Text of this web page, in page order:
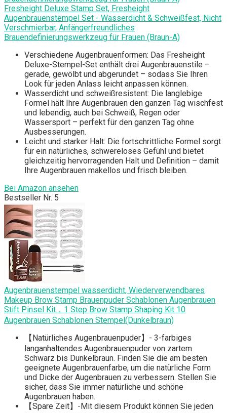
Fresheight Deluxe Stamp Set, Fresheight
Augenbrauenstempel Set - Wasserdicht & Schweißfest, Nicht
Verschmierbar, Anfängerfreundliches
Brauendefinierungswerkzeug für Frauen (Braun-A)
Verschiedene Augenbrauenformen: Das Fresheight
Deluxe-Stempel-Set enthält drei Augenbrauenstile –
gerade, gewölbt und abgerundet – sodass Sie Ihren
Look für jeden Anlass leicht anpassen können.
Wasserdicht und schweißresistent: Die langlebige
Formel hält Ihre Augenbrauen den ganzen Tag wischfest
und lebendig, auch bei Schweiß, Regen oder
Wassersport – perfekt für den ganzen Tag ohne
Ausbesserungen.
Leicht und starker Halt: Die fortschrittliche Formel sorgt
für ein natürliches, schwereloses Gefühl und bietet
gleichzeitig hervorragenden Halt und Definition – damit
Ihre Augenbrauen makellos und frisch bleiben.
Bei Amazon ansehen
Bestseller Nr. 5
Augenbrauenstempel wasserdicht, Wiederverwendbares
Makeup Brow Stamp Brauenpuder Schablonen Augenbrauen
Stift Pinsel Kit，1 Step Brow Stamp Shaping Kit 10
Augenbrauen Schablonen Stempel(Dunkelbraun)
【Natürliches Augenbrauenpuder】- 3-farbiges
langanhaltendes Augenbrauenpuder von zartem
Schwarz bis Dunkelbraun. Finden Sie die am besten
geeignete Augenbrauenfarbe, um die natürliche Form
und Dicke der Augenbrauen zu verbessern. Stellen Sie
sicher, dass Sie immer natürliche und schöne
Augenbrauen haben.
【Spare Zeit】-Mit diesem Produkt können Sie jeden